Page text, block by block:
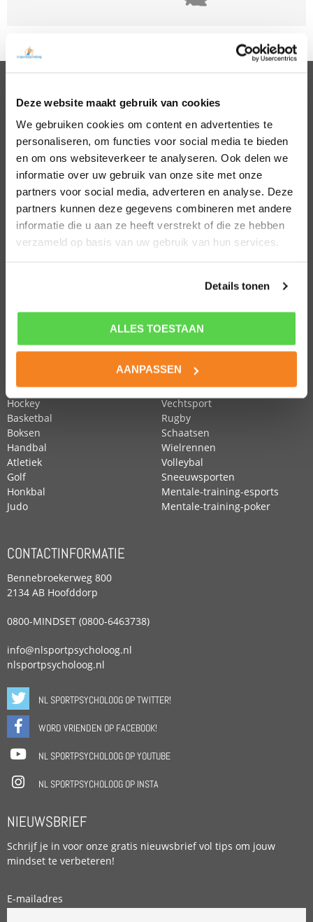
Deze website maakt gebruik van cookies
We gebruiken cookies om content en advertenties te
personaliseren, om functies voor social media te bieden
en om ons websiteverkeer te analyseren. Ook delen we
informatie over uw gebruik van onze site met onze
partners voor social media, adverteren en analyse. Deze
partners kunnen deze gegevens combineren met andere
informatie die u aan ze heeft verstrekt of die ze hebben
verzameld op basis van uw gebruik van hun services.
Details tonen
ALLES TOESTAAN
AANPASSEN
PSYCHOLOGEN
Noord Holland
Zuid Holland
Noord Brabant
Gelderland
Utrecht
Overijssel
Zeeland
Amsterdam
Almere
Hillegom
Den Bosch
Eindhoven
Den Haag
Leiden
Middelburg
Nijmegen
Roosendaal
Rotterdam
POPULAIRE SPORTEN
Paardensport
Hockey
Basketbal
Boksen
Handbal
Atletiek
Golf
Honkbal
Judo
Tennis
Turnen
Vechtsport
Rugby
Schaatsen
Wielrennen
Volleybal
Sneeuwsporten
Mentale-training-esports
Mentale-training-poker
CONTACTINFORMATIE
Bennebroekerweg 800
2134 AB Hoofddorp
0800-MINDSET (0800-6463738)
info@nlsportpsycholoog.nl
nlsportpsycholoog.nl
NL SPORTPSYCHOLOOG OP TWITTER!
WORD VRIENDEN OP FACEBOOK!
NL SPORTPSYCHOLOOG OP YOUTUBE
NL SPORTPSYCHOLOOG OP INSTA
NIEUWSBRIEF
Schrijf je in voor onze gratis nieuwsbrief vol tips om jouw
mindset te verbeteren!
E-mailadres